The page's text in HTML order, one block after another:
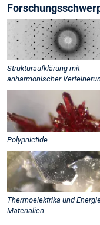
Strukturaufklärung mit
anharmonischer
Polypnictide
Thermoelektrika und
Materialien